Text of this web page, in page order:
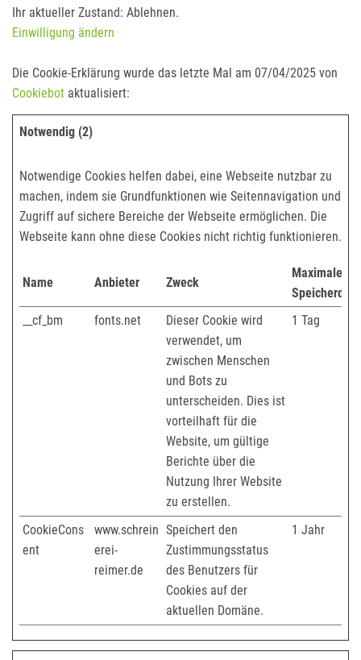
Ihr aktueller Zustand: Ablehnen.
Einwilligung ändern
Die Cookie-Erklärung wurde das letzte Mal am 07/04/2025 von
Cookiebot aktualisiert:
Notwendig (2)
Notwendige Cookies helfen dabei, eine Webseite nutzbar zu
machen, indem sie Grundfunktionen wie Seitennavigation und
Zugriff auf sichere Bereiche der Webseite ermöglichen. Die
Webseite kann ohne diese Cookies nicht richtig funktionieren.
Name Anbieter Zweck
Maximale
__cf_bm
fonts.net
Dieser Cookie wird
verwendet, um
zwischen Menschen
und Bots zu
unterscheiden. Dies ist
vorteilhaft für die
Website, um gültige
Berichte über die
Nutzung Ihrer Website
zu erstellen.
1 Tag
CookieCons
ent
www.schrein
erei-
reimer.de
Speichert den
Zustimmungsstatus
des Benutzers für
Cookies auf der
aktuellen Domäne.
1 Jahr